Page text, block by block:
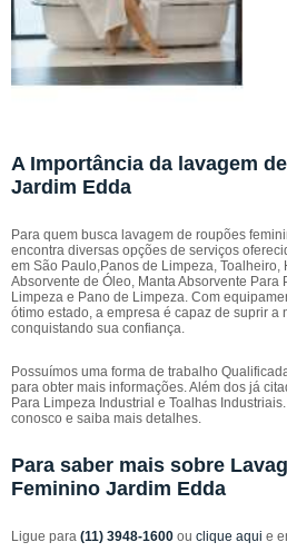
A Importância da lavagem
Jardim Edda
Para quem busca lavagem de roupões
encontra diversas opções de serviços
em São Paulo,Panos de Limpeza,
Absorvente de Óleo, Manta Absorvente Para
Limpeza e Pano de Limpeza. Com
ótimo estado, a empresa é capaz de suprir a
conquistando sua confiança.
Possuímos uma forma de trabalho
para obter mais informações. Além dos já
Para Limpeza Industrial e Toalhas
conosco e saiba mais detalhes.
Para saber mais sobre
Feminino Jardim Edda
Ligue para (11) 3948-1600 ou clique aqui e